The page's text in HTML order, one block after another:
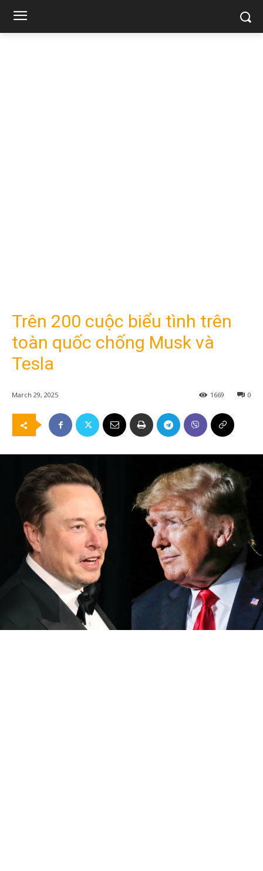
Trên 200 cuộc biểu tình trên
toàn quốc chống Musk và
Tesla
March 29, 2025 0
1669